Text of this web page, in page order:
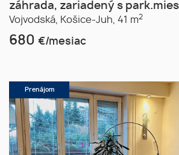
záhrada, zariadený s
Vojvodská, Košice-Juh, 41 m2
680 €/mesiac
Prenájom